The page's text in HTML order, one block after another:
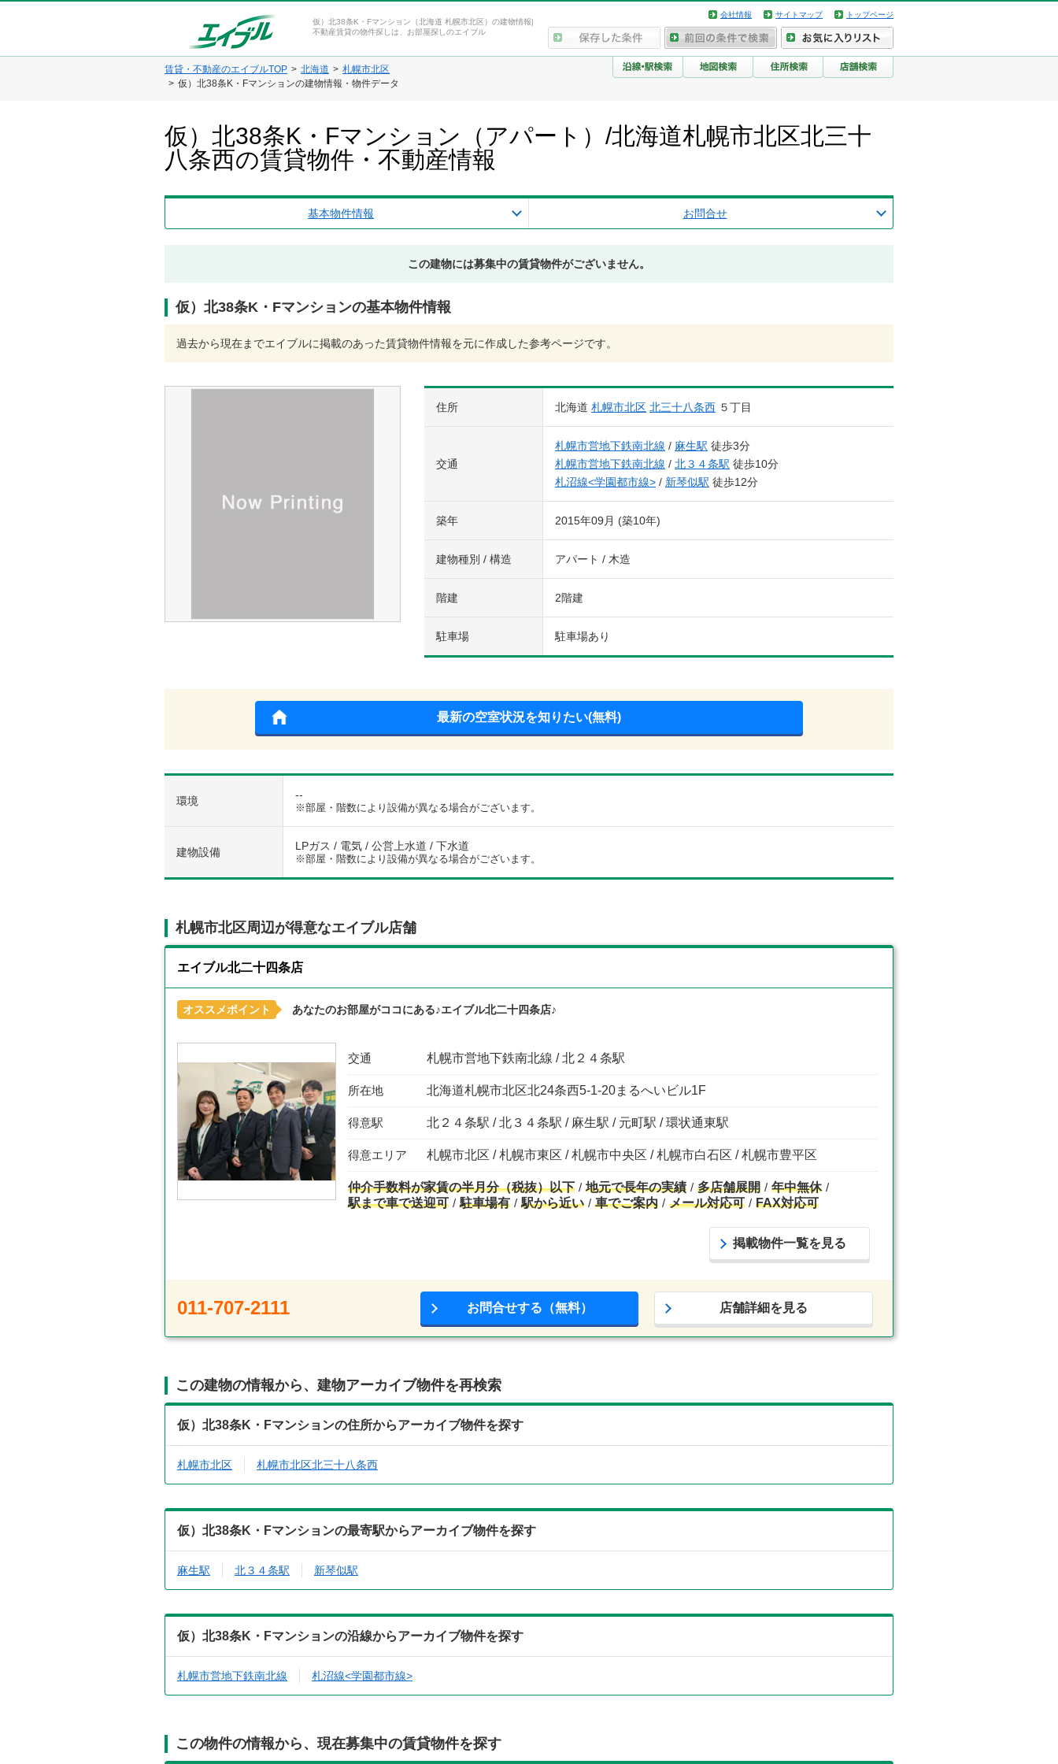
仮）北38条K・Fマンション（北海道 札幌市北区）の建物情報|
不動産賃貸の物件探しは、お部屋探しのエイブル
会社情報 サイトマップ トップページ
賃貸・不動産のエイブルTOP 北海道
札幌市北区
仮）北38条K・Fマンションの建物情報・物件データ
仮）北38条K・Fマンション（アパート）/北海道札幌市北区北三十
八条西の賃貸物件・不動産情報
基本物件情報 お問合せ
この建物には募集中の賃貸物件がございません。
仮）北38条K・Fマンションの基本物件情報
過去から現在までエイブルに掲載のあった賃貸物件情報を元に作成した参考ページです。
住所 北海道 札幌市北区 北三十八条西 ５丁目
交通
札幌市営地下鉄南北線 / 麻生駅 徒歩3分
札幌市営地下鉄南北線 / 北３４条駅 徒歩10分
札沼線<学園都市線> / 新琴似駅 徒歩12分
築年 2015年09月 (築10年)
建物種別 / 構造 アパート / 木造
階建 2階建
駐車場 駐車場あり
最新の空室状況を知りたい(無料)
環境 --
※部屋・階数により設備が異なる場合がございます。
建物設備 LPガス / 電気 / 公営上水道 / 下水道
※部屋・階数により設備が異なる場合がございます。
札幌市北区周辺が得意なエイブル店舗
エイブル北二十四条店
オススメポイント あなたのお部屋がココにある♪エイブル北二十四条店♪
交通 札幌市営地下鉄南北線 / 北２４条駅
所在地 北海道札幌市北区北24条西5-1-20まるへいビル1F
得意駅 北２４条駅 / 北３４条駅 / 麻生駅 / 元町駅 / 環状通東駅
得意エリア 札幌市北区 / 札幌市東区 / 札幌市中央区 / 札幌市白石区 / 札幌市豊平区
仲介手数料が家賃の半月分（税抜）以下 地元で長年の実績 多店舗展開
年中無休
駅まで車で送迎可
駐車場有 駅から近い 車でご案内 メール対応可 FAX対応可
掲載物件一覧を見る
011-707-2111 お問合せする（無料） 店舗詳細を見る
この建物の情報から、建物アーカイブ物件を再検索
仮）北38条K・Fマンションの住所からアーカイブ物件を探す
札幌市北区 札幌市北区北三十八条西
仮）北38条K・Fマンションの最寄駅からアーカイブ物件を探す
麻生駅 北３４条駅 新琴似駅
仮）北38条K・Fマンションの沿線からアーカイブ物件を探す
札幌市営地下鉄南北線 札沼線<学園都市線>
この物件の情報から、現在募集中の賃貸物件を探す